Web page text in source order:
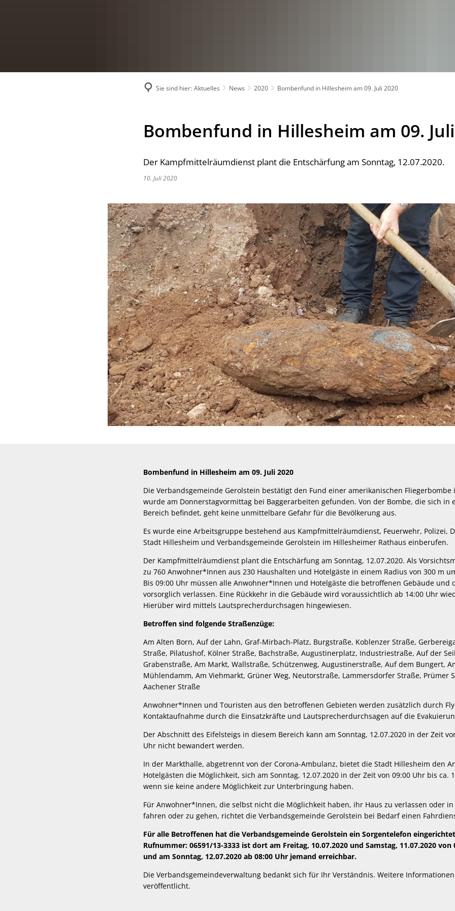
Sie sind hier: Aktuelles News 2020 Bombenfund in Hillesheim am 09. Juli 2020
Bombenfund in Hillesheim am 09.
Der Kampfmittelräumdienst plant die Entschärfung am Sonntag, 12.07.2020.
10. Juli 2020
Bombenfund in Hillesheim am 09. Juli 2020
Die Verbandsgemeinde Gerolstein bestätigt den Fund einer amerikanischen Fliegerbombe
wurde am Donnerstagvormittag bei Baggerarbeiten gefunden. Von der Bombe, die sich in
Bereich befindet, geht keine unmittelbare Gefahr für die Bevölkerung aus.
Es wurde eine Arbeitsgruppe bestehend aus Kampfmittelräumdienst, Feuerwehr, Polizei,
Stadt Hillesheim und Verbandsgemeinde Gerolstein im Hillesheimer Rathaus einberufen.
Der Kampfmittelräumdienst plant die Entschärfung am Sonntag, 12.07.2020. Als
zu 760 Anwohner*Innen aus 230 Haushalten und Hotelgäste in einem Radius von 300 m
Bis 09:00 Uhr müssen alle Anwohner*Innen und Hotelgäste die betroffenen Gebäude und
vorsorglich verlassen. Eine Rückkehr in die Gebäude wird voraussichtlich ab 14:00 Uhr
Hierüber wird mittels Lautsprecherdurchsagen hingewiesen.
Betroffen sind folgende Straßenzüge:
Am Alten Born, Auf der Lahn, Graf-Mirbach-Platz, Burgstraße, Koblenzer Straße,
Straße, Pilatushof, Kölner Straße, Bachstraße, Augustinerplatz, Industriestraße, Auf der
Grabenstraße, Am Markt, Wallstraße, Schützenweg, Augustinerstraße, Auf dem Bungert,
Mühlendamm, Am Viehmarkt, Grüner Weg, Neutorstraße, Lammersdorfer Straße, Prümer
Aachener Straße
Anwohner*Innen und Touristen aus den betroffenen Gebieten werden zusätzlich durch
Kontaktaufnahme durch die Einsatzkräfte und Lautsprecherdurchsagen auf die
Der Abschnitt des Eifelsteigs in diesem Bereich kann am Sonntag, 12.07.2020 in der Zeit
Uhr nicht bewandert werden.
In der Markthalle, abgetrennt von der Corona-Ambulanz, bietet die Stadt Hillesheim den
Hotelgästen die Möglichkeit, sich am Sonntag, 12.07.2020 in der Zeit von 09:00 Uhr bis ca.
wenn sie keine andere Möglichkeit zur Unterbringung haben.
Für Anwohner*Innen, die selbst nicht die Möglichkeit haben, ihr Haus zu verlassen oder
fahren oder zu gehen, richtet die Verbandsgemeinde Gerolstein bei Bedarf einen
Für alle Betroffenen hat die Verbandsgemeinde Gerolstein ein Sorgentelefon
Rufnummer: 06591/13-3333 ist dort am Freitag, 10.07.2020 und Samstag, 11.07.2020 von
und am Sonntag, 12.07.2020 ab 08:00 Uhr jemand erreichbar.
Die Verbandsgemeindeverwaltung bedankt sich für Ihr Verständnis. Weitere
veröffentlicht.